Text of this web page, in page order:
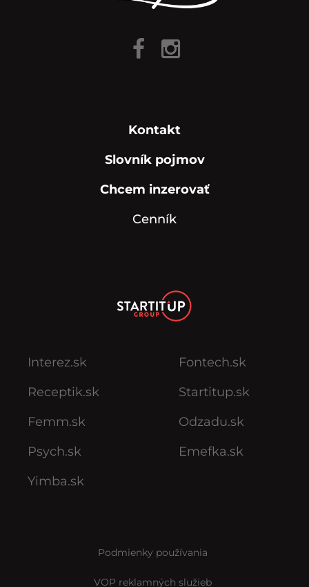
Kontakt
Slovník pojmov
Chcem inzerovať
Cenník
Interez.sk
Receptik.sk
Femm.sk
Psych.sk
Yimba.sk
Fontech.sk
Startitup.sk
Odzadu.sk
Emefka.sk
Podmienky používania
VOP reklamných služieb